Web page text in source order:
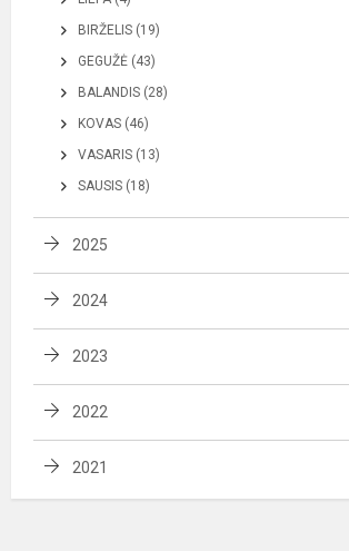
BIRŽELIS (19)
GEGUŽĖ (43)
BALANDIS (28)
KOVAS (46)
VASARIS (13)
SAUSIS (18)
2025
2024
2023
2022
2021